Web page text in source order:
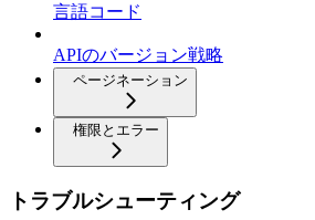
言語コード
APIのバージョン戦略
ページネーション
権限とエラー
トラブルシューティング